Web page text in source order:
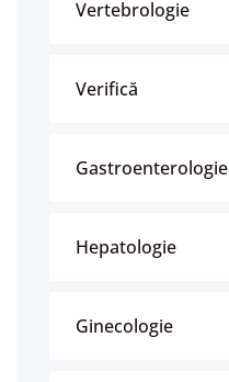
Vertebrologie
Verifică
Gastroenterologie
Hepatologie
Ginecologie